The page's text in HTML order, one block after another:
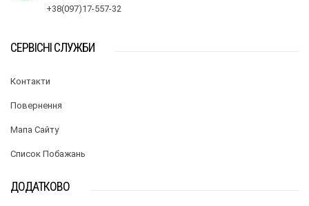
+38(097)17-557-32
СЕРВІСНІ СЛУЖБИ
Контакти
Повернення
Мапа Сайту
Список Побажань
ДОДАТКОВО